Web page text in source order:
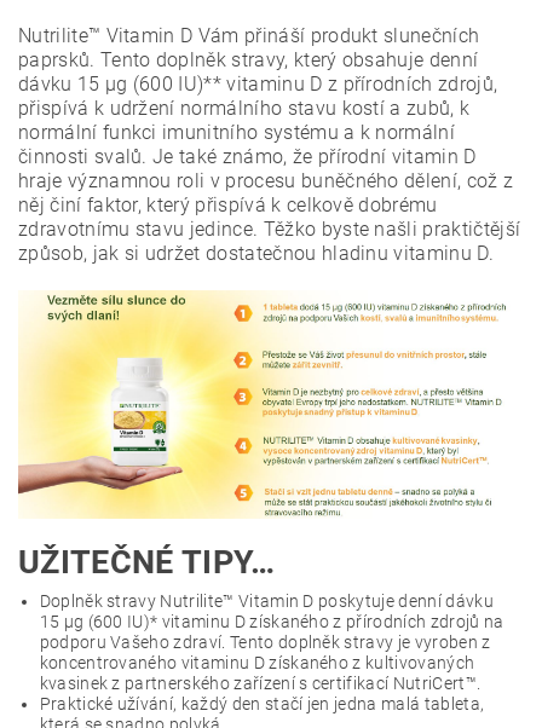
Nutrilite™ Vitamin D Vám přináší produkt slunečních
paprsků. Tento doplněk stravy, který obsahuje denní
dávku 15 µg (600 IU)** vitaminu D z přírodních zdrojů,
přispívá k udržení normálního stavu kostí a zubů, k
normální funkci imunitního systému a k normální
činnosti svalů. Je také známo, že přírodní vitamin D
hraje významnou roli v procesu buněčného dělení, což z
něj činí faktor, který přispívá k celkově dobrému
zdravotnímu stavu jedince. Těžko byste našli praktičtější
způsob, jak si udržet dostatečnou hladinu vitaminu D.
UŽITEČNÉ TIPY…
Doplněk stravy Nutrilite™ Vitamin D poskytuje denní dávku
15 µg (600 IU)* vitaminu D získaného z přírodních zdrojů na
podporu Vašeho zdraví. Tento doplněk stravy je vyroben z
koncentrovaného vitaminu D získaného z kultivovaných
kvasinek z partnerského zařízení s certifikací NutriCert™.
Praktické užívání, každý den stačí jen jedna malá tableta,